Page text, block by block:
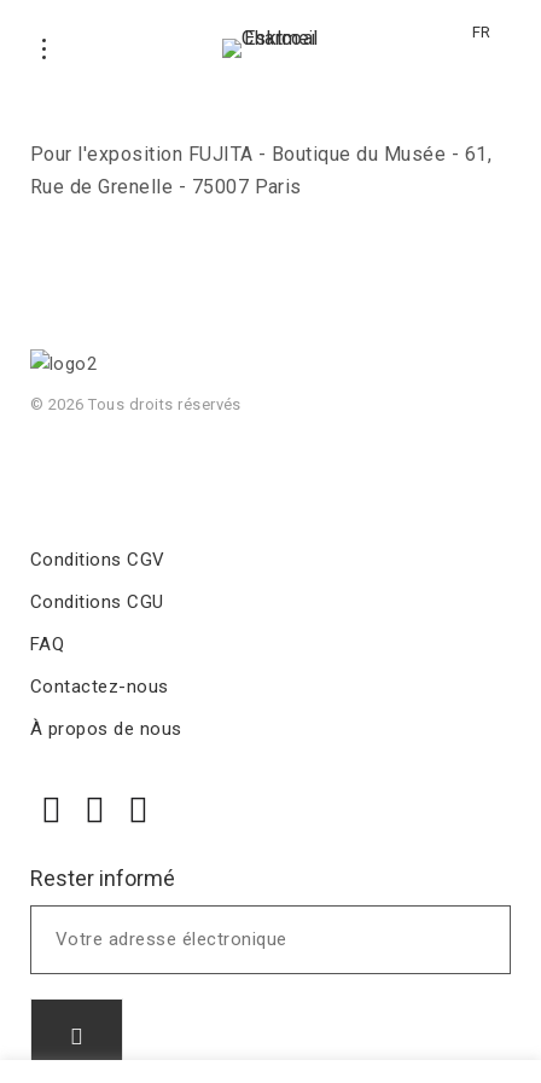
FR
Pour l'exposition FUJITA - Boutique du Musée - 61,
Rue de Grenelle - 75007 Paris
© 2026 Tous droits réservés
Conditions CGV
Conditions CGU
FAQ
Contactez-nous
À propos de nous
Rester informé